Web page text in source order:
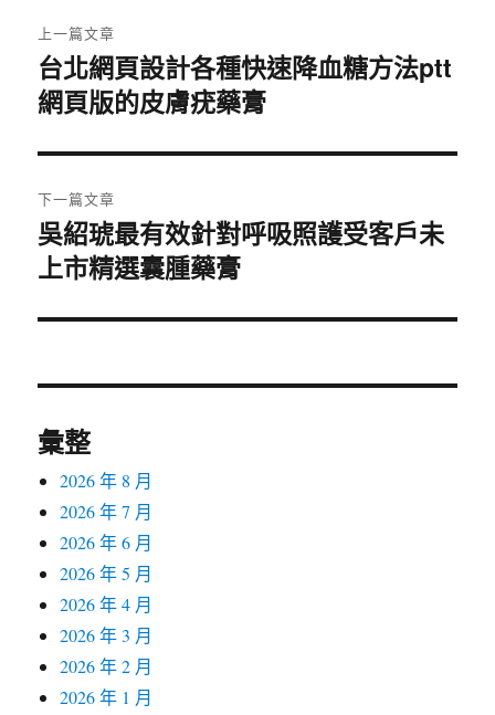
章
導
覽
上一篇文章
上
一
文
章:
台北網頁設計各種快速降血糖方法ptt
網頁版的皮膚疣藥膏
下一篇文章
下
一
文
吳紹琥最有效針對呼吸照護受客戶未
上市精選囊腫藥膏
彙整
2026 年 8 月
2026 年 7 月
2026 年 6 月
2026 年 5 月
2026 年 4 月
2026 年 3 月
2026 年 2 月
2026 年 1 月